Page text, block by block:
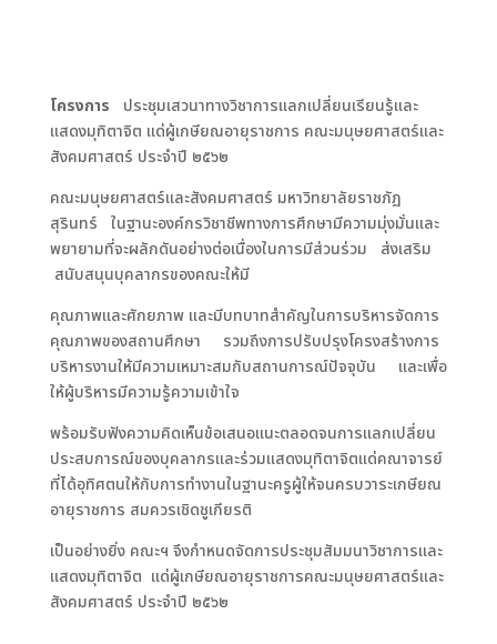
โครงการ ประชุมเสวนาทางวิชาการแลกเปลี่ยนเรียนรู้และ
แสดงมุทิตาจิต แด่ผู้เกษียณอายุราชการ คณะมนุษยศาสตร์และ
สังคมศาสตร์ ประจำปี ๒๕๖๒
คณะมนุษยศาสตร์และสังคมศาสตร์ มหาวิทยาลัยราชภัฏ
สุรินทร์ ในฐานะองค์กรวิชาชีพทางการศึกษามีความมุ่งมั่นและ
พยายามที่จะผลักดันอย่างต่อเนื่องในการมีส่วนร่วม ส่งเสริม
สนับสนุนบุคลากรของคณะให้มี
คุณภาพและศักยภาพ และมีบทบาทสำคัญในการบริหารจัดการ
คุณภาพของสถานศึกษา รวมถึงการปรับปรุงโครงสร้างการ
บริหารงานให้มีความเหมาะสมกับสถานการณ์ปัจจุบัน และเพื่อ
ให้ผู้บริหารมีความรู้ความเข้าใจ
พร้อมรับฟังความคิดเห็นข้อเสนอแนะตลอดจนการแลกเปลี่ยน
ประสบการณ์ของบุคลากรและร่วมแสดงมุทิตาจิตแด่คณาจารย์
ที่ได้อุทิศตนให้กับการทำงานในฐานะครูผู้ให้จนครบวาระเกษียณ
อายุราชการ สมควรเชิดชูเกียรติ
เป็นอย่างยิ่ง คณะฯ จึงกำหนดจัดการประชุมสัมมนาวิชาการและ
แสดงมุทิตาจิต แด่ผู้เกษียณอายุราชการคณะมนุษยศาสตร์และ
สังคมศาสตร์ ประจำปี ๒๕๖๒